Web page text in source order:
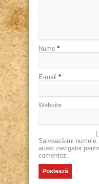
Nume *
E-mail *
Website
Salvează-mi
acest navigator
comentez.